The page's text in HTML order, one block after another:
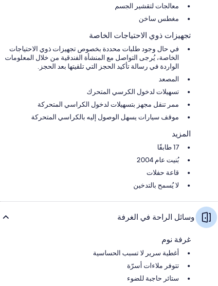
معالجات لتقشير الجسم
مغطس ساخن
تجهيزات ذوي الاحتياجات الخاصة
في حال وجود طلبات محددة بخصوص تجهيزات ذوي الاحتياجات
الخاصة، يُرجى التواصل مع المنشأة الفندقية من خلال المعلومات
الواردة في رسالة تأكيد الحجز التي تلقيتها بعد الحجز.
المصعد
تسهيلات لدخول الكرسي المتحرك
ممر تنقل مجهز بتسهيلات لدخول الكراسي المتحركة
موقف سيارات يسهل الوصول إليه بالكراسي المتحركة
المزيد
17 طابقًا
بُنيت عام 2004
قاعة حفلات
لا يُسمح بالتدخين
وسائل الراحة في الغرفة
غرفة نوم
أغطية سرير لا تسبب الحساسية
تتوفر ملاءات أسرّة
ستائر حاجبة للضوء